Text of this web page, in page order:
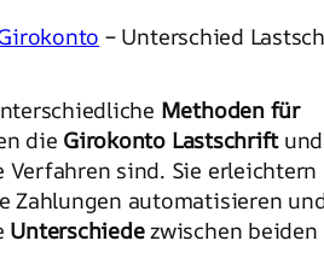
– Unterschied
Methoden für
die Girokonto Lastschrift
Verfahren sind. Sie erleichtern
Zahlungen automatisieren
Unterschiedezwischen beiden